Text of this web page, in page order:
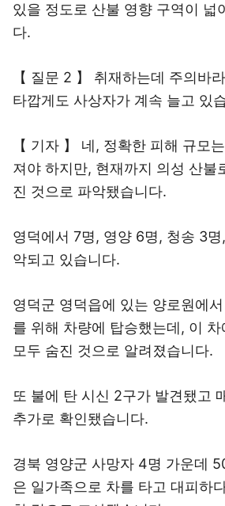
있을 정도로 산불 영향 구역이 넓
다.
【 질문 2 】 취재하는데 주의바
타깝게도 사상자가 계속 늘고 있
【 기자 】 네, 정확한 피해 규모
져야 하지만, 현재까지 의성 산불
진 것으로 파악됐습니다.
영덕에서 7명, 영양 6명, 청송 3
악되고 있습니다.
영덕군 영덕읍에 있는 양로원에
를 위해 차량에 탑승했는데, 이 차
모두 숨진 것으로 알려졌습니다.
또 불에 탄 시신 2구가 발견됐고
추가로 확인됐습니다.
경북 영양군 사망자 4명 가운데
은 일가족으로 차를 타고 대피하